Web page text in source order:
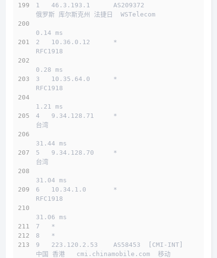
1   46.3.193.1      AS209372
俄罗斯 库尔斯克州 法捷日  WSTelecom
0.14 ms
2   10.36.0.12      *
RFC1918
0.28 ms
3   10.35.64.0      *
RFC1918
1.21 ms
4   9.34.128.71     *
台湾
31.44 ms
5   9.34.128.70     *
台湾
31.04 ms
6   10.34.1.0       *
RFC1918
31.06 ms
7   *
8   *
9   223.120.2.53    AS58453  [CMI-INT]
中国 香港   cmi.chinamobile.com  移动